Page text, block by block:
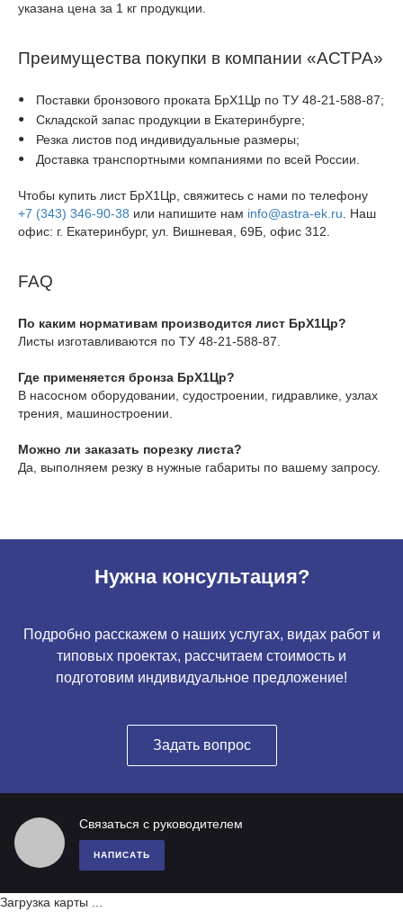
указана цена за 1 кг продукции.
Преимущества покупки в компании «АСТРА»
Поставки бронзового проката БрХ1Цр по ТУ 48-21-588-87;
Складской запас продукции в Екатеринбурге;
Резка листов под индивидуальные размеры;
Доставка транспортными компаниями по всей России.
Чтобы купить лист БрХ1Цр, свяжитесь с нами по телефону
+7 (343) 346-90-38 или напишите нам info@astra-ek.ru . Наш
офис: г. Екатеринбург, ул. Вишневая, 69Б, офис 312.
FAQ
По каким нормативам производится лист БрХ1Цр?
Листы изготавливаются по ТУ 48-21-588-87.
Где применяется бронза БрХ1Цр?
В насосном оборудовании, судостроении, гидравлике, узлах
трения, машиностроении.
Можно ли заказать порезку листа?
Да, выполняем резку в нужные габариты по вашему запросу.
Нужна консультация?
Подробно расскажем о наших услугах, видах работ и
типовых проектах, рассчитаем стоимость и
подготовим индивидуальное предложение!
Задать вопрос
Связаться с руководителем
НАПИСАТЬ
Загрузка карты ...